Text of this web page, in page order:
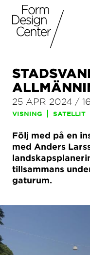
25 APR 2024 /
VISNING SATELLIT
Följ med på en
med Anders
tillsammans
gaturum.